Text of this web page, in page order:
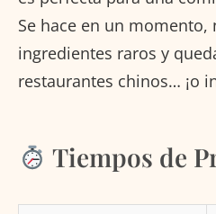
Se hace en un momento,
ingredientes raros y
restaurantes chinos… ¡o
Tiempos de